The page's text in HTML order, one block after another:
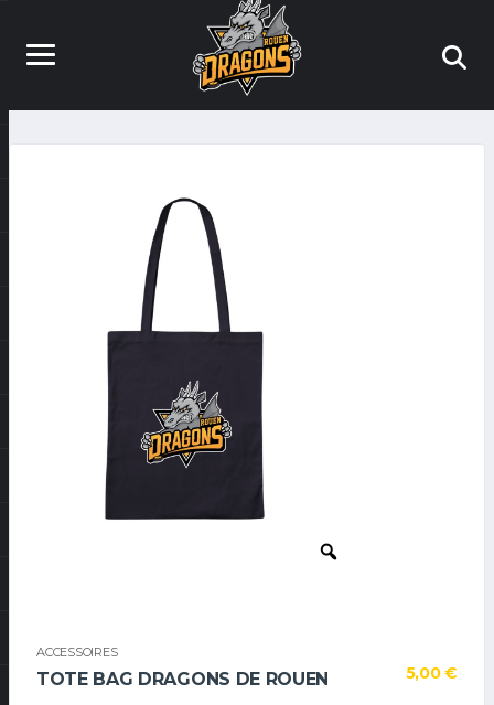
ACCESSOIRES
TOTE BAG DRAGONS DE ROUEN 5,00€